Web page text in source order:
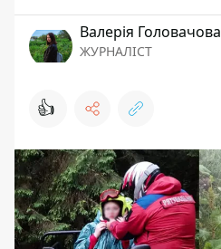
Валерія Головачова
ЖУРНАЛІСТ
👍